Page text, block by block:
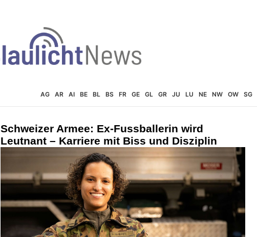
AG AR AI BE BL BS FR GE GL GR JU LU NE NW OW SG
Schweizer Armee: Ex-Fussballerin wird
Leutnant – Karriere mit Biss und Disziplin